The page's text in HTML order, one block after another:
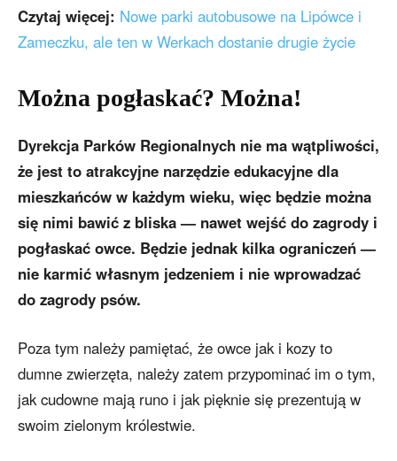
Czytaj więcej: Nowe parki autobusowe na Lipówce i
Zameczku, ale ten w Werkach dostanie drugie życie
Można pogłaskać? Można!
Dyrekcja Parków Regionalnych nie ma wątpliwości,
że jest to atrakcyjne narzędzie edukacyjne dla
mieszkańców w każdym wieku, więc będzie można
się nimi bawić z bliska — nawet wejść do zagrody i
pogłaskać owce. Będzie jednak kilka ograniczeń —
nie karmić własnym jedzeniem i nie wprowadzać
do zagrody psów.
Poza tym należy pamiętać, że owce jak i kozy to
dumne zwierzęta, należy zatem przypominać im o tym,
jak cudowne mają runo i jak pięknie się prezentują w
swoim zielonym królestwie.